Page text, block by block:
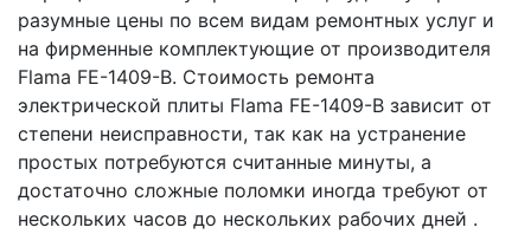
разумные цены по всем видам ремонтных услуг и
на фирменные комплектующие от производителя
Flama FE-1409-B. Стоимость ремонта
электрической плиты Flama FE-1409-B зависит от
степени неисправности, так как на устранение
простых потребуются считанные минуты, а
достаточно сложные поломки иногда требуют от
нескольких часов до нескольких рабочих дней .